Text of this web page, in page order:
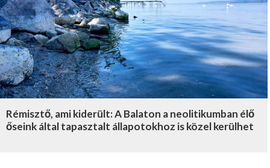
Rémisztő, ami kiderült: A Balaton a neolitikumban élő
őseink által tapasztalt állapotokhoz is közel kerülhet